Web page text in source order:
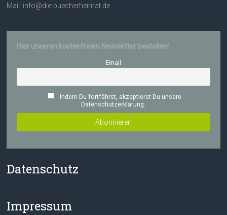
Mail: info@die-buecherheimat.de
Hier unseren kostenfreien Newsletter bestellen!
Email
Indem Du fortfährst, akzeptierst Du unsere
Datenschutzerklärung.
Datenschutz
Impressum